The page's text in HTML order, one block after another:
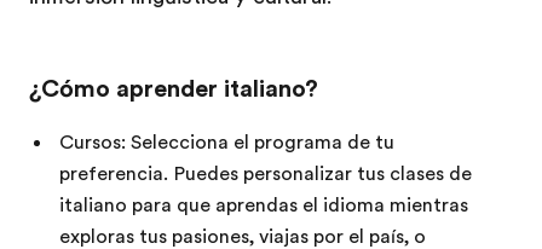
¿Cómo aprender italiano?
Cursos: Selecciona el programa de tu
preferencia. Puedes personalizar tus clases de
italiano para que aprendas el idioma mientras
exploras tus pasiones, viajas por el país, o